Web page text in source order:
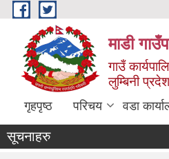
Skip to main content
माडी
गाउँ
लुम्बिनी
गृहपृष्ठ परिचय वडा
सूचनाहरु